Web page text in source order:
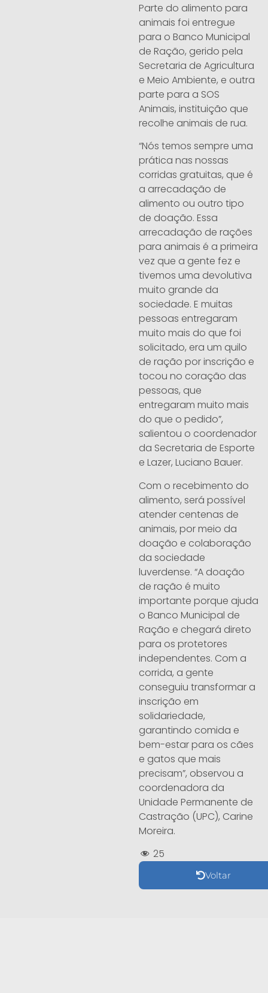
Parte do alimento para
animais foi entregue
para o Banco Municipal
de Ração, gerido pela
Secretaria de Agricultura
e Meio Ambiente, e outra
parte para a SOS
Animais, instituição que
recolhe animais de rua.
“Nós temos sempre uma
prática nas nossas
corridas gratuitas, que é
a arrecadação de
alimento ou outro tipo
de doação. Essa
arrecadação de rações
para animais é a primeira
vez que a gente fez e
tivemos uma devolutiva
muito grande da
sociedade. E muitas
pessoas entregaram
muito mais do que foi
solicitado, era um quilo
de ração por inscrição e
tocou no coração das
pessoas, que
entregaram muito mais
do que o pedido”,
salientou o coordenador
da Secretaria de Esporte
e Lazer, Luciano Bauer.
Com o recebimento do
alimento, será possível
atender centenas de
animais, por meio da
doação e colaboração
da sociedade
luverdense. “A doação
de ração é muito
importante porque ajuda
o Banco Municipal de
Ração e chegará direto
para os protetores
independentes. Com a
corrida, a gente
conseguiu transformar a
inscrição em
solidariedade,
garantindo comida e
bem-estar para os cães
e gatos que mais
precisam”, observou a
coordenadora da
Unidade Permanente de
Castração (UPC), Carine
Moreira.
25
Voltar